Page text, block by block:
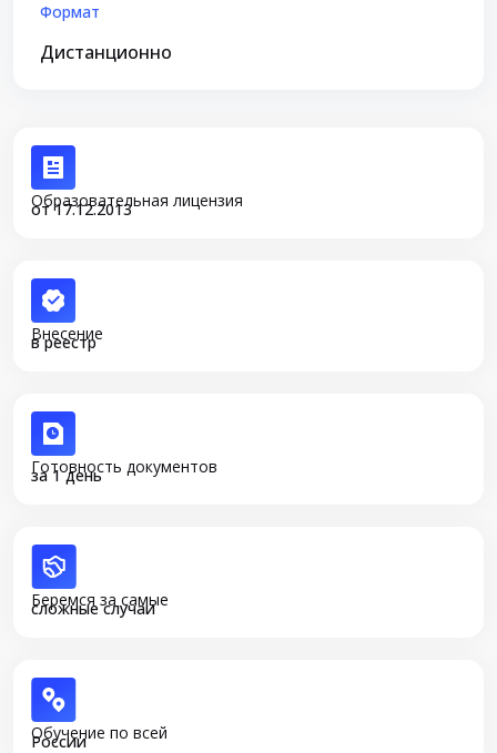
Формат
Дистанционно
Образовательная лицензия
от 17.12.2013
Внесение
в реестр
Готовность документов
за 1 день
Беремся за самые
сложные случаи
Обучение по всей
России